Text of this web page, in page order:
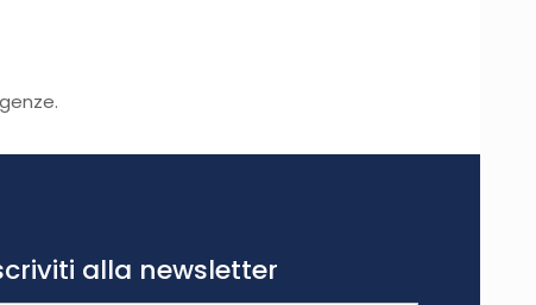
alla newsletter